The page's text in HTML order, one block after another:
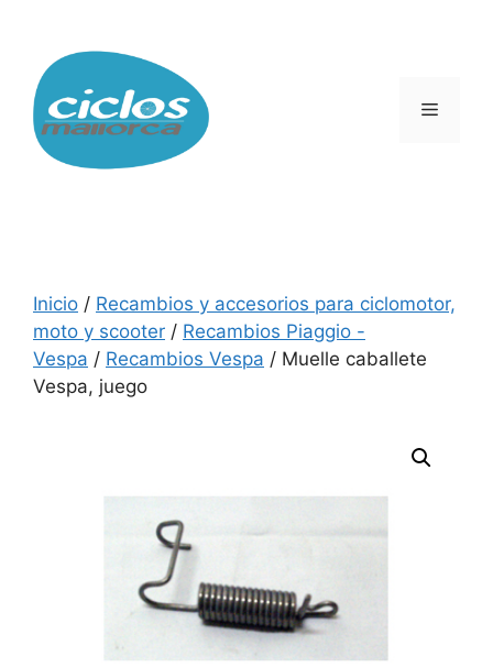
contenido
Menú
Inicio / Recambios y accesorios para ciclomotor,
moto y scooter / Recambios Piaggio -
Vespa / Recambios Vespa / Muelle caballete
Vespa, juego